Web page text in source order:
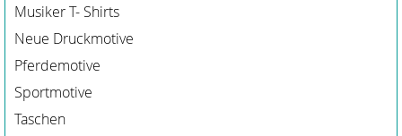
Musiker T- Shirts
Neue Druckmotive
Pferdemotive
Sportmotive
Taschen